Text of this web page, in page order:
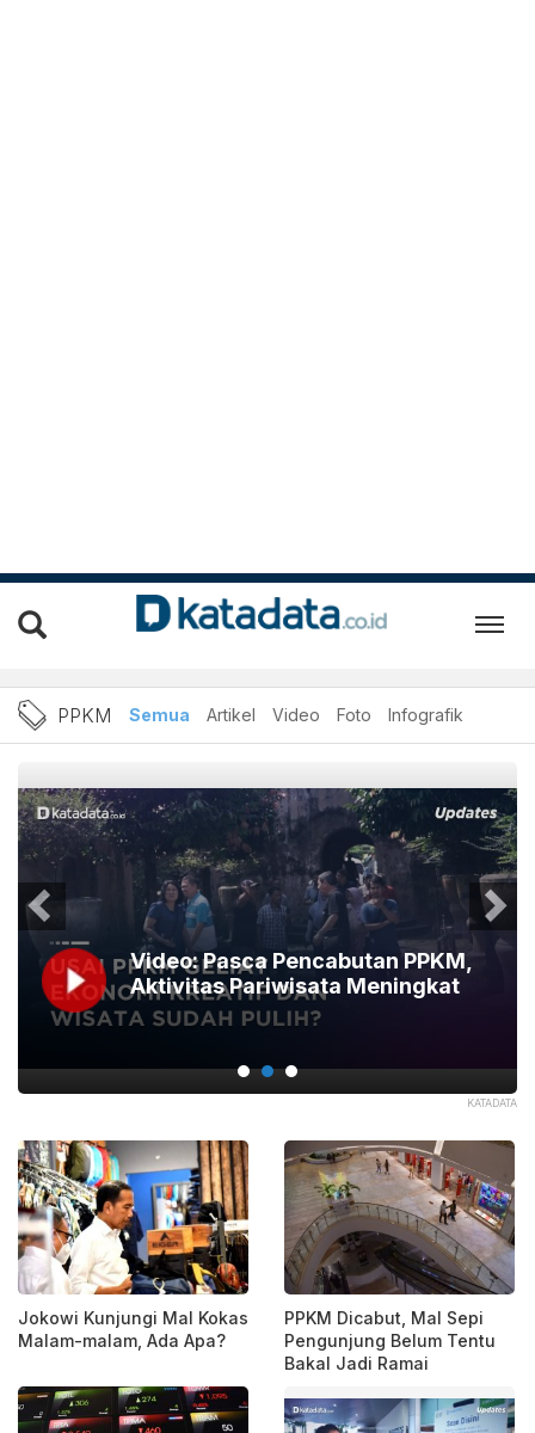
Berita PPKM Terbaru
PPKM Semua Artikel Video Foto Infografik
KATADATA
Video: Pasca Pencabutan PPKM,
Aktivitas Pariwisata Meningkat
Jokowi Kunjungi Mal Kokas
Malam-malam, Ada Apa?
PPKM Dicabut, Mal Sepi
Pengunjung Belum Tentu
Bakal Jadi Ramai